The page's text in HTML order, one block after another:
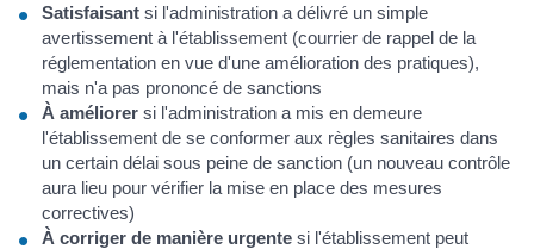
Satisfaisant si l'administration a délivré un simple
avertissement à l'établissement (courrier de rappel de la
réglementation en vue d'une amélioration des pratiques),
mais n'a pas prononcé de sanctions
À améliorer si l'administration a mis en demeure
l'établissement de se conformer aux règles sanitaires dans
un certain délai sous peine de sanction (un nouveau contrôle
aura lieu pour vérifier la mise en place des mesures
correctives)
À corriger de manière urgente si l'établissement peut